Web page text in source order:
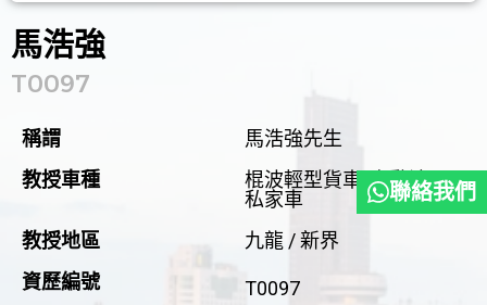
馬浩強
T0097
稱謂
馬浩強先生
教授車種
棍波輕型貨車 ,自動波
私家車
教授地區
九龍 / 新界
資歷編號
T0097
聯絡我們